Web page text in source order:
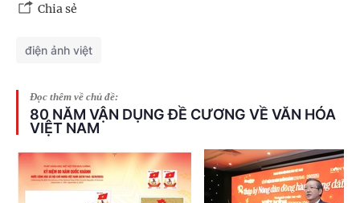
Chia sẻ
điện ảnh việt
Đọc thêm về chủ đề:
80 NĂM VẬN DỤNG ĐỀ CƯƠNG VỀ VĂN HÓA
VIỆT NAM